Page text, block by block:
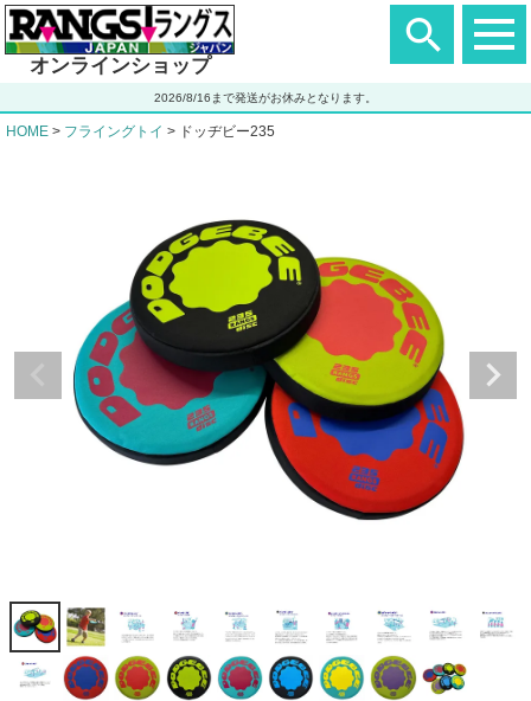
ヘ
ダ
エ
ア
オンラインショップ
2026/8/16まで発送がお休みとなります。
HOME フライングトイ ドッヂビー235